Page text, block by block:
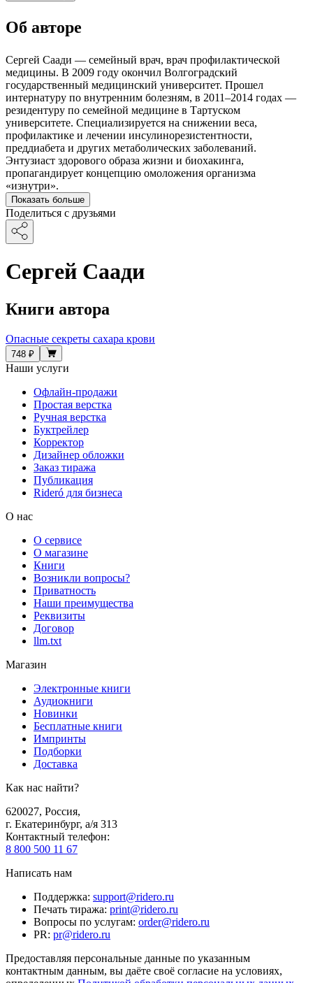
Об авторе
Сергей Саади — семейный врач, врач профилактической
медицины. В 2009 году окончил Волгоградский
государственный медицинский университет. Прошел
интернатуру по внутренним болезням, в 2011–2014 годах —
резидентуру по семейной медицине в Тартуском
университете. Специализируется на снижении веса,
профилактике и лечении инсулинорезистентности,
преддиабета и других метаболических заболеваний.
Энтузиаст здорового образа жизни и биохакинга,
пропагандирует концепцию омоложения организма
«изнутри».
Показать больше
Поделиться с друзьями
Сергей Саади
Книги автора
Опасные секреты сахара крови
748 ₽
Наши услуги
Офлайн-продажи
Простая верстка
Ручная верстка
Буктрейлер
Корректор
Дизайнер обложки
Заказ тиража
Публикация
Rideró для бизнеса
О нас
О сервисе
О магазине
Книги
Возникли вопросы?
Приватность
Наши преимущества
Реквизиты
Договор
llm.txt
Магазин
Электронные книги
Аудиокниги
Новинки
Бесплатные книги
Импринты
Подборки
Доставка
Как нас найти?
620027, Россия,
г. Екатеринбург, а/я 313
Контактный телефон:
8 800 500 11 67
Написать нам
Поддержка: support@ridero.ru
Печать тиража: print@ridero.ru
Вопросы по услугам: order@ridero.ru
PR: pr@ridero.ru
Предоставляя персональные данные по указанным
контактным данным, вы даёте своё согласие на условиях,